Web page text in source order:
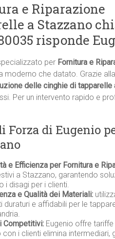
e Riparazione
a Stazzano
risponde
per Fornitura e
moderno che datato. Grazie
delle cinghie di tapparelle
Per un intervento rapido e
Forza di Eugenio
e Efficienza per Fornitura e
a Stazzano, garantendo
i disagi per i clienti.
e Qualità dei Materiali:
duraturi e affidabili per le
Competitivi: Eugenio offre
con i clienti elimina